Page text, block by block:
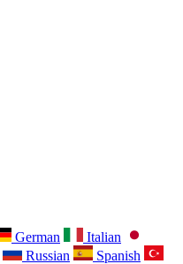
German
Italian
Russian
Spanish